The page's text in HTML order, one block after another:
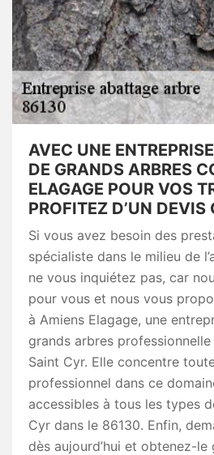
AVEC UNE
DE GRANDS ARBRES
ELAGAGE POUR VOS
PROFITEZ D’UN DEVIS
Si vous avez besoin des
spécialiste dans le milieu de
ne vous inquiétez pas, car
pour vous et nous vous
à Amiens Elagage, une
grands arbres
Saint Cyr. Elle concentre toute
professionnel dans ce
accessibles à tous les types
Cyr dans le 86130. Enfin,
dès aujourd’hui et obtenez-le